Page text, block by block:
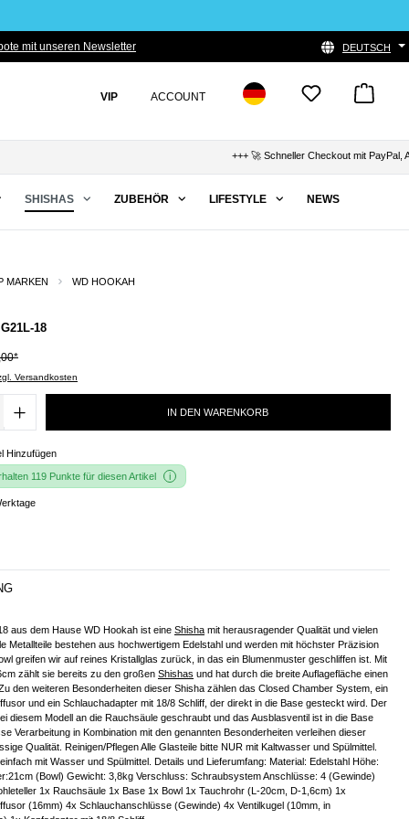
mit unseren Newsletter DEUTSCH
VIP ACCOUNT
+++ 🚀 Schneller Checkout mit PayPal, Apple
SHISHAS ZUBEHÖR LIFESTYLE NEWS
MARKEN WD HOOKAH
18
Versandkosten
IN DEN WARENKORB
Hinzufügen
119 Punkte für diesen Artikel
aus dem Hause WD Hookah ist eine Shisha mit herausragender Qualität und vielen
Metallteile bestehen aus hochwertigem Edelstahl und werden mit höchster Präzision
greifen wir auf reines Kristallglas zurück, in das ein Blumenmuster geschliffen ist. Mit
zählt sie bereits zu den großen Shishas und hat durch die breite Auflagefläche einen
den weiteren Besonderheiten dieser Shisha zählen das Closed Chamber System, ein
und ein Schlauchadapter mit 18/8 Schliff, der direkt in die Base gesteckt wird. Der
diesem Modell an die Rauchsäule geschraubt und das Ausblasventil ist in die Base
Verarbeitung in Kombination mit den genannten Besonderheiten verleihen dieser
Qualität. Reinigen/Pflegen Alle Glasteile bitte NUR mit Kaltwasser und Spülmittel.
mit Wasser und Spülmittel. Details und Lieferumfang: Material: Edelstahl Höhe:
(Bowl) Gewicht: 3,8kg Verschluss: Schraubsystem Anschlüsse: 4 (Gewinde)
1x Rauchsäule 1x Base 1x Bowl 1x Tauchrohr (L-20cm, D-1,6cm) 1x
(16mm) 4x Schlauchanschlüsse (Gewinde) 4x Ventilkugel (10mm, in